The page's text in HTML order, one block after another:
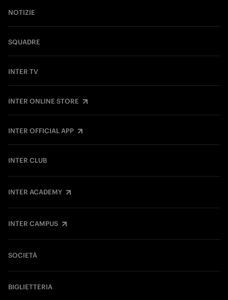
NOTIZIE
SQUADRE
INTER TV
INTER ONLINE STORE
INTER OFFICIAL APP
INTER CLUB
INTER ACADEMY
INTER CAMPUS
SOCIETÀ
BIGLIETTERIA